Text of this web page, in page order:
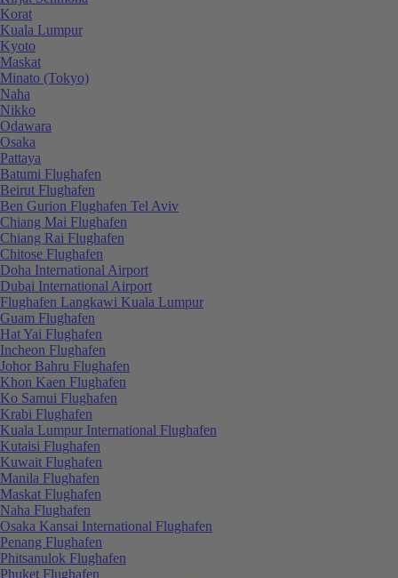
Korat
Kuala Lumpur
Kyoto
Maskat
Minato (Tokyo)
Naha
Nikko
Odawara
Osaka
Pattaya
Batumi Flughafen
Beirut Flughafen
Ben Gurion Flughafen Tel Aviv
Chiang Mai Flughafen
Chiang Rai Flughafen
Chitose Flughafen
Doha International Airport
Dubai International Airport
Flughafen Langkawi Kuala Lumpur
Guam Flughafen
Hat Yai Flughafen
Incheon Flughafen
Johor Bahru Flughafen
Khon Kaen Flughafen
Ko Samui Flughafen
Krabi Flughafen
Kuala Lumpur International Flughafen
Kutaisi Flughafen
Kuwait Flughafen
Manila Flughafen
Maskat Flughafen
Naha Flughafen
Osaka Kansai International Flughafen
Penang Flughafen
Phitsanulok Flughafen
Phuket Flughafen